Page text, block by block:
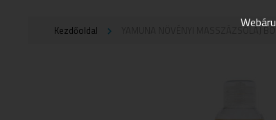
Kezdőoldal YAMUNA NÖVÉNYI MASSZÁZSOLAJ